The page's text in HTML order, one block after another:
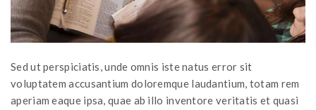
Sed ut perspiciatis, unde omnis iste natus error sit
voluptatem accusantium doloremque laudantium, totam rem
aperiam eaque ipsa, quae ab illo inventore veritatis et quasi